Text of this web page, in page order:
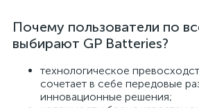
Почему пользователи по
выбирают GP Batteries?
технологическое
сочетает в себе передовые
инновационные решения;